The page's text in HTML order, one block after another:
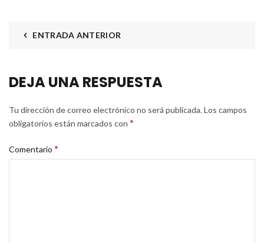
ENTRADA ANTERIOR
DEJA UNA RESPUESTA
Tu dirección de correo electrónico no será publicada.Los campos
obligatorios están marcados con *
Comentario *